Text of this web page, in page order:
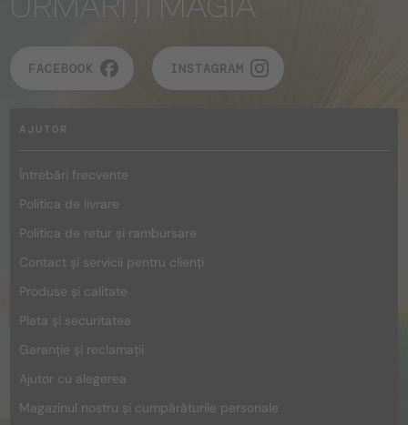
FACEBOOK INSTAGRAM
AJUTOR
Întrebări frecvente
Politica de livrare
Politica de retur și rambursare
Contact și servicii pentru clienți
Produse și calitate
Plata și securitatea
Garanție și reclamații
Ajutor cu alegerea
Magazinul nostru și cumpărăturile personale